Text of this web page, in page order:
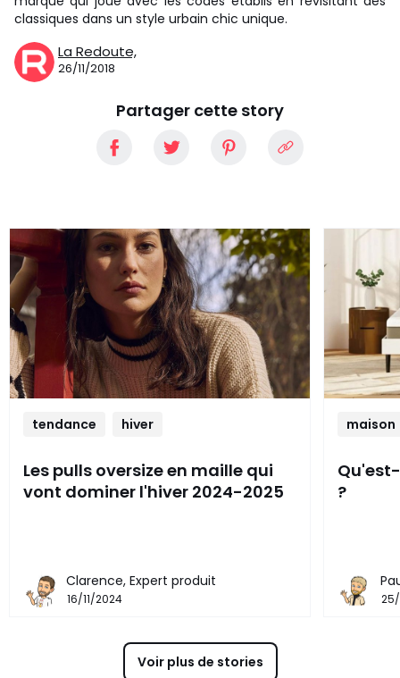
classiques dans un style urbain chic unique.
La Redoute,
26/11/2018
Partager cette story
tendance hiver
Les pulls oversize en maille qui
vont dominer l'hiver 2024-2025
Clarence, Expert produit
16/11/2024
maison
?
Voir plus de stories